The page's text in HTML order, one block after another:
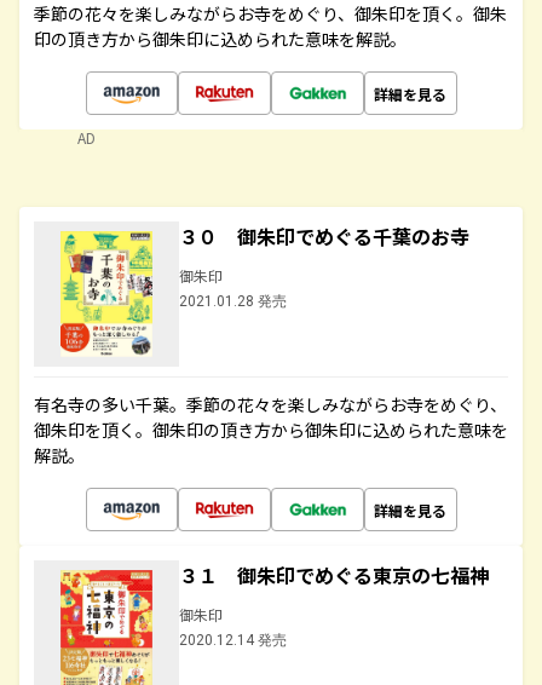
季節の花々を楽しみながらお寺をめぐり、御朱印を頂く。御朱
印の頂き方から御朱印に込められた意味を解説。
詳細を見る
AD
３０ 御朱印でめぐる千葉のお寺
御朱印
2021.01.28 発売
有名寺の多い千葉。季節の花々を楽しみながらお寺をめぐり、
御朱印を頂く。御朱印の頂き方から御朱印に込められた意味を
解説。
詳細を見る
３１ 御朱印でめぐる東京の七福神
御朱印
2020.12.14 発売